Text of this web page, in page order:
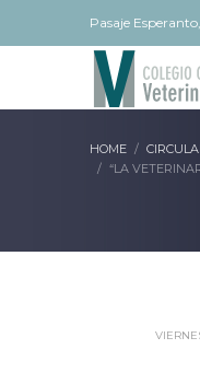
Pasaje
HOME
“LA